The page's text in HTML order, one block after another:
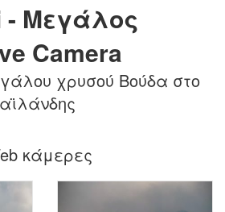
- Μεγάλος
Camera
χρυσού Βούδα στο
κάμερες